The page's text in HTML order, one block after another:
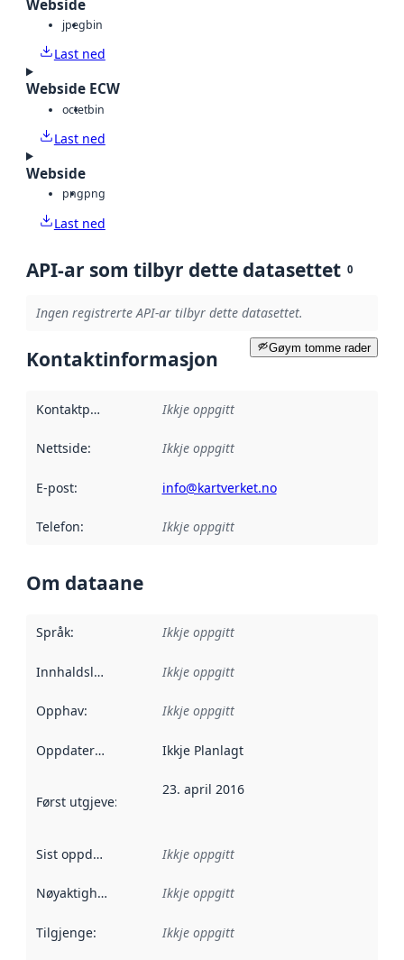
Webside
jpegbin
Last ned
Webside ECW
octetbin
Last ned
Webside
pngpng
Last ned
API-ar som tilbyr dette datasettet 0
Ingen registrerte API-ar tilbyr dette datasettet.
Gøym tomme rader
Kontaktinformasjon
Kontaktpunkt Ikkje oppgitt
Nettside: Ikkje oppgitt
E-post: info@kartverket.no
Telefon: Ikkje oppgitt
Om dataane
Språk: Ikkje oppgitt
Innhaldsleverandørar :
Ikkje oppgitt
Opphav: Ikkje oppgitt
Oppdateringsfrekvens :
Ikkje Planlagt
Først utgjeve: Denne datoen seier når dataa i dette
23. april 2016
Sist oppdatert Ikkje oppgitt
Nøyaktigheit Ikkje oppgitt
Tilgjenge: Ikkje oppgitt